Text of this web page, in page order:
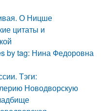
О Ницше
цитаты и
by tag: Нина Федоровна
Тэги:
Новодворскую